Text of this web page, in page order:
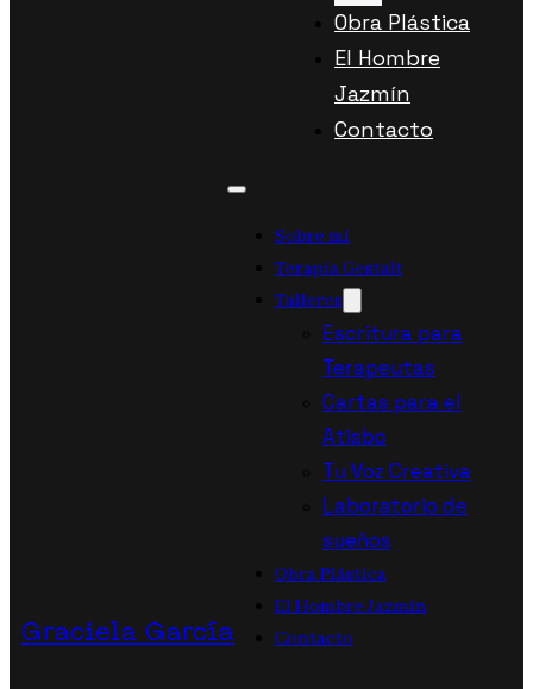
Graciela García
Obra Plástica
El Hombre
Jazmín
Contacto
Sobre mí
Terapia Gestalt
Talleres
Escritura para
Terapeutas
Cartas para el
Atisbo
Tu Voz Creativa
Laboratorio de
sueños
Obra Plástica
El Hombre Jazmín
Contacto